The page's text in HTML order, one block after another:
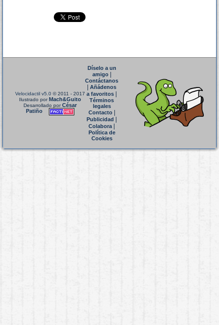
Velocidactil v5.0 © 2011 - 2017
Ilustrado porMach&Guito
Desarrollado porCésar
Patiño
Díselo a un
amigo|
Contáctanos
Añádenos
a favoritos
Términos
legales
Contacto|
Publicidad
Colabora|
Política de
Cookies